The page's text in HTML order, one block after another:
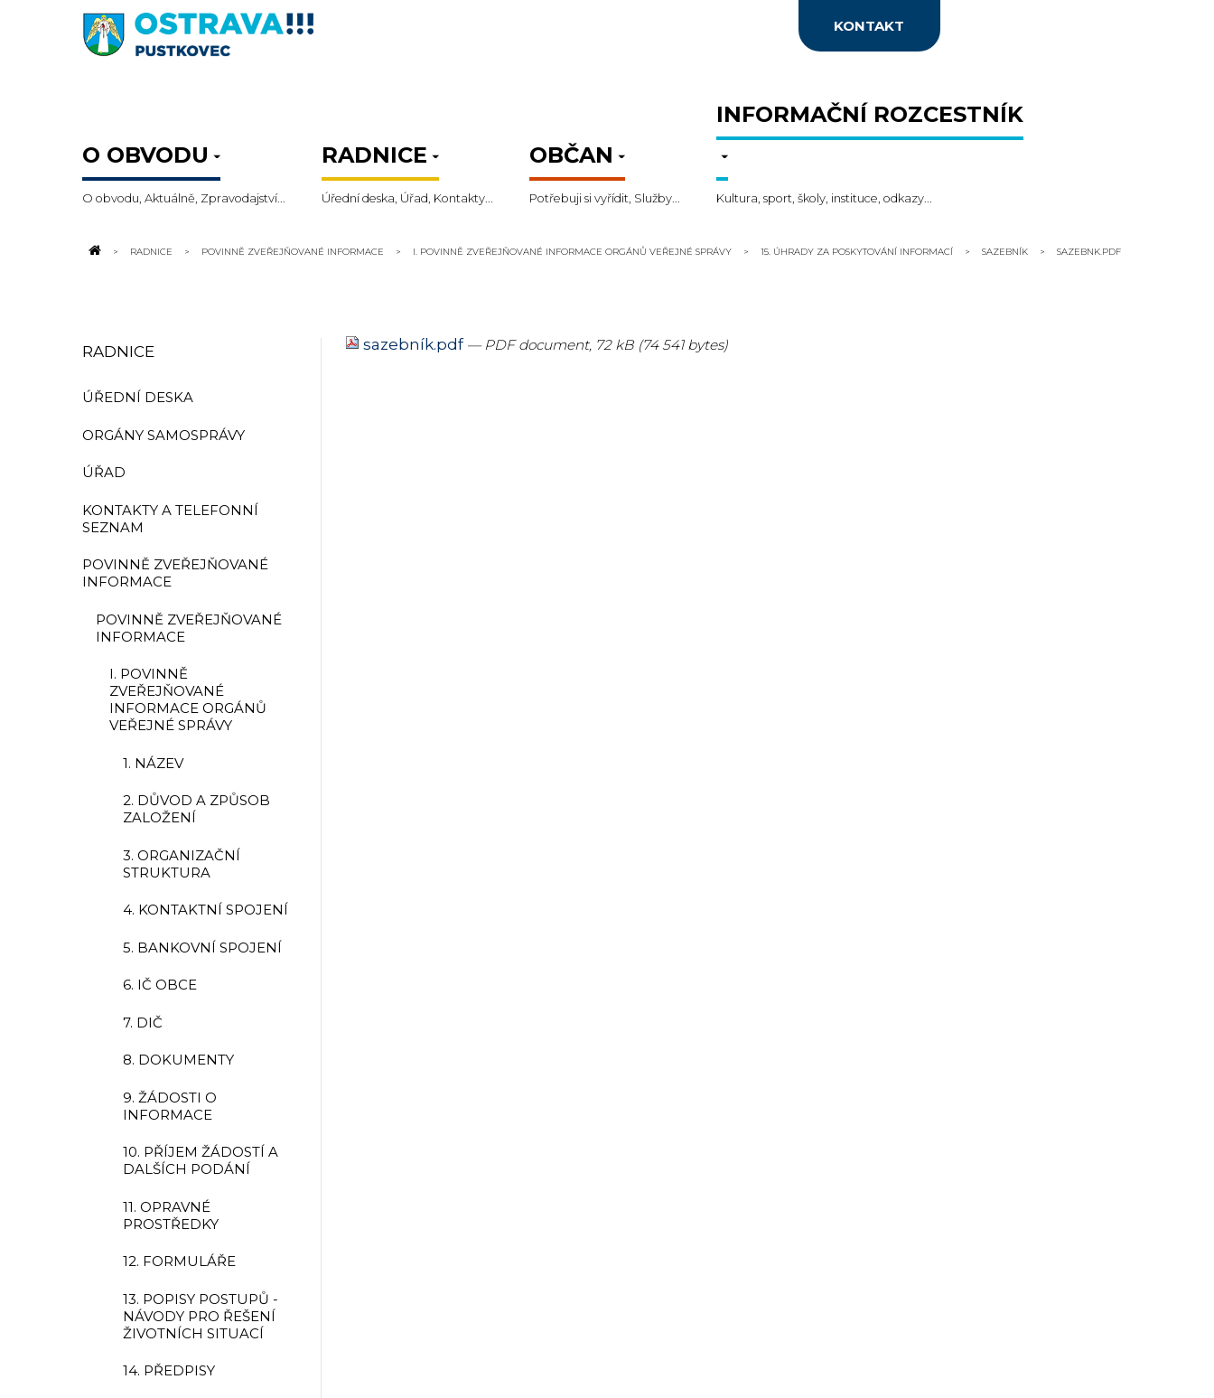
KONTAKT
O OBVODU
O obvodu, Aktuálně, Zpravodajství...
RADNICE
Úřední deska, Úřad, Kontakty...
OBČAN
Potřebuji si vyřídit, Služby...
INFORMAČNÍ ROZCESTNÍK
Kultura, sport, školy, instituce, odkazy...
RADNICE POVINNĚ ZVEŘEJŇOVANÉ INFORMACE I. POVINNĚ ZVEŘEJŇOVANÉ INFORMACE ORGÁNŮ VEŘEJNÉ SPRÁVY 15. ÚHRADY ZA POSKYTOVÁNÍ INFORMACÍ SAZEBNÍK SAZEBNK.PDF
RADNICE
ÚŘEDNÍ DESKA
ORGÁNY SAMOSPRÁVY
ÚŘAD
KONTAKTY A TELEFONNÍ
SEZNAM
POVINNĚ ZVEŘEJŇOVANÉ
INFORMACE
POVINNĚ ZVEŘEJŇOVANÉ
INFORMACE
I. POVINNĚ
ZVEŘEJŇOVANÉ
INFORMACE ORGÁNŮ
VEŘEJNÉ SPRÁVY
1. NÁZEV
2. DŮVOD A ZPŮSOB
ZALOŽENÍ
3. ORGANIZAČNÍ
STRUKTURA
4. KONTAKTNÍ SPOJENÍ
5. BANKOVNÍ SPOJENÍ
6. IČ OBCE
7. DIČ
8. DOKUMENTY
9. ŽÁDOSTI O
INFORMACE
10. PŘÍJEM ŽÁDOSTÍ A
DALŠÍCH PODÁNÍ
11. OPRAVNÉ
PROSTŘEDKY
12. FORMULÁŘE
13. POPISY POSTUPŮ -
NÁVODY PRO ŘEŠENÍ
ŽIVOTNÍCH SITUACÍ
14. PŘEDPISY
sazebník.pdf — PDF document, 72 kB (74 541 bytes)